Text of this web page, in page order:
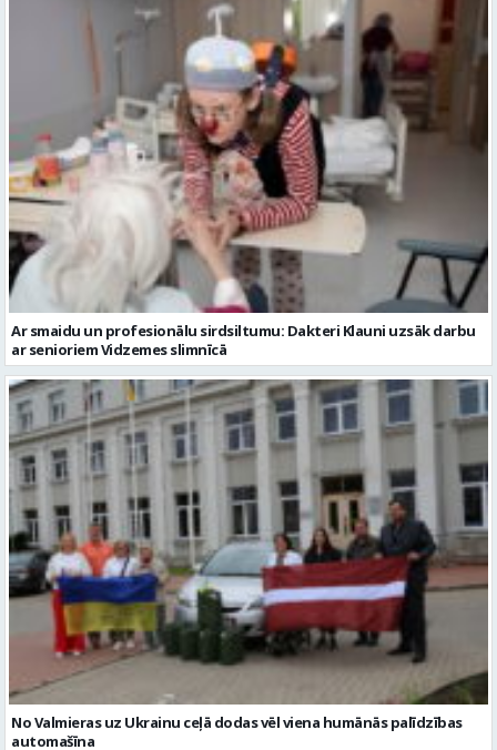
Ar smaidu un profesionālu sirdsiltumu: Dakteri Klauni uzsāk darbu
ar senioriem Vidzemes slimnīcā
No Valmieras uz Ukrainu ceļā dodas vēl viena humānās palīdzības
automašīna